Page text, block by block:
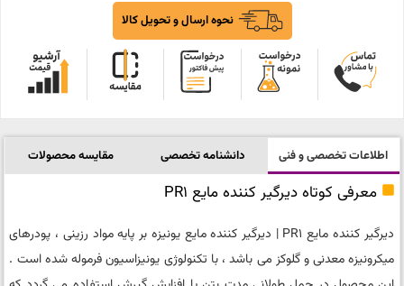
نحوه ارسال و تحویل کالا
اطلاعات تخصصی و فنی دانشنامه تخصصی مقایسه محصولات
معرفی کوتاه دیرگیر کننده مایع PR1
دیرگیر کننده مایع PR1 | دیرگیر کننده مایع یونیزه بر پایه مواد رزینی ، پودرهای
میکرونیزه معدنی و گلوکز می باشد ، با تکنولوژی یونیزاسیون فرموله شده است .